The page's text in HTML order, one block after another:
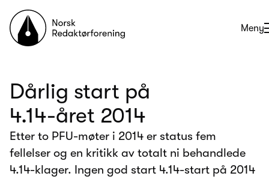
Til forsiden
Åpne
Meny
Dårlig start på
4.14-året 2014
Etter to PFU-møter i 2014 er status fem
fellelser og en kritikk av totalt ni behandlede
4.14-klager. Ingen god start 4.14-start på 2014